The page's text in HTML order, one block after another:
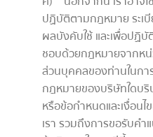
ปฏิบัติตามกฎหมาย ระเ
ผลบังคับใช้ และเพื่อปฏิ
ชอบด้วยกฎหมายจากหน่
ส่วนบุคคลของท่านในก
กฎหมายของบริษัทใดบ
หรือข้อกำหนดและเงื่อ
เรา รวมถึงการขอรับคำ